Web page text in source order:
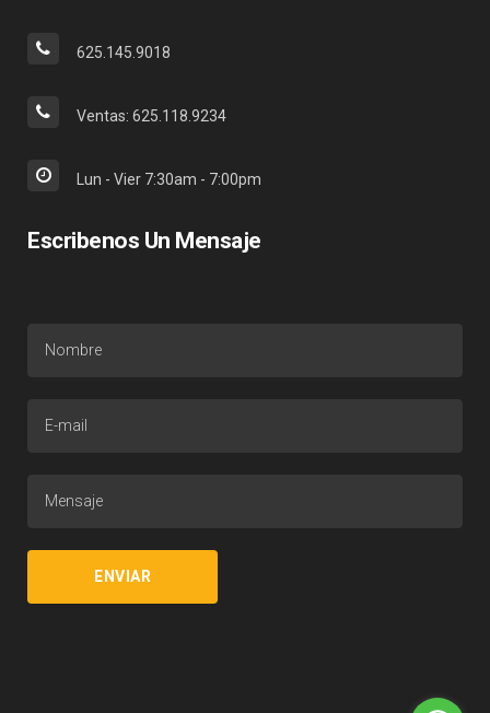
625.145.9018
Ventas: 625.118.9234
Lun - Vier 7:30am - 7:00pm
Escribenos Un Mensaje